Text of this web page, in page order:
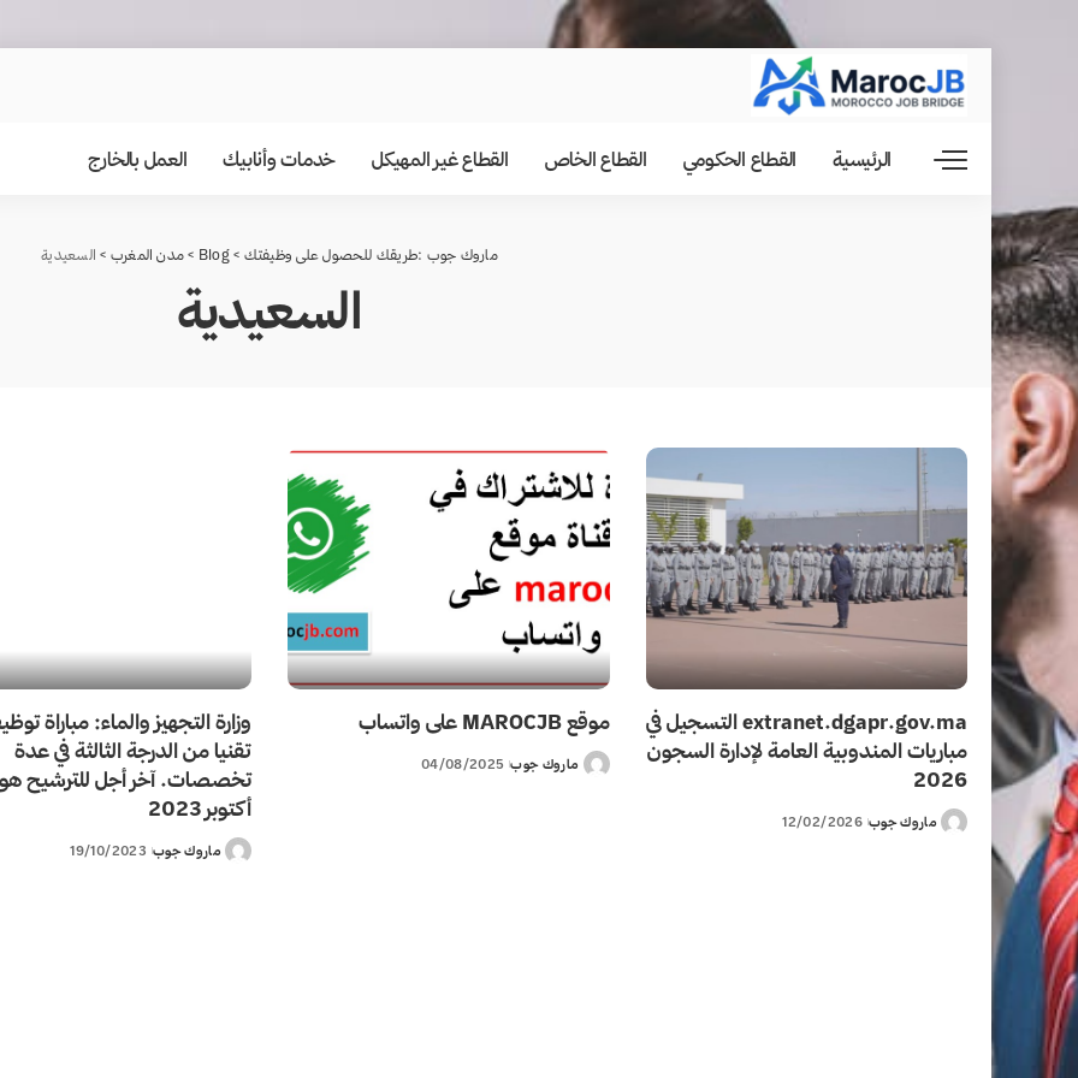
الرئيسية القطاع الحكومي القطاع الخاص القطاع غير المهيكل خدمات وأنابيك العمل بالخارج
ماروك جوب :طريقك للحصول على وظيفتك >
Blog
> مدن المغرب > السعيدية
السعيدية
extranet.dgapr.gov.ma التسجيل في
مباريات المندوبية العامة لإدارة السجون
2026
Posted
ماروك جوب 12/02/2026
موقع MAROCJB على واتساب
Posted
ماروك جوب 04/08/2025
تقنيا من الدرجة الثالثة في عدة
أكتوبر 2023
Posted
ماروك جوب 19/10/2023